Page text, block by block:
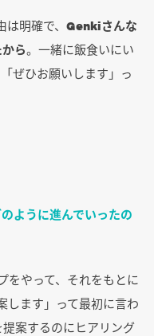
明確で、 Genkiさんな
ら。一緒に飯食いにい
ぜひお願いします」っ
ように進んでいったの
をやって、それをもとに
します」って最初に言わ
案するのにヒアリング